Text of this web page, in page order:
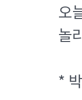
오
놀
*